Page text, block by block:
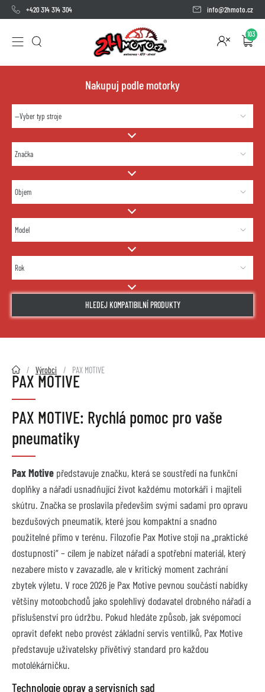
+420 314 314 304 info@2hmoto.cz
103
Nakupuj podle motorky
HLEDEJ KOMPATIBILNÍ PRODUKTY
2HMOTO.cz Výrobci PAX MOTIVE
PAX MOTIVE
PAX MOTIVE: Rychlá pomoc pro vaše
pneumatiky
Pax Motive představuje značku, která se soustředí na funkční
doplňky a nářadí usnadňující život každému motorkáři i majiteli
skútru. Značka se proslavila především svými sadami pro opravu
bezdušových pneumatik, které jsou kompaktní a snadno
použitelné přímo v terénu. Filozofie Pax Motive stojí na „praktické
dostupnosti“ – cílem je nabízet nářadí a spotřební materiál, který
nezabere místo v zavazadle, ale v kritický moment zachrání
zbytek výletu. V roce 2026 je Pax Motive pevnou součástí nabídky
většiny motoobchodů jako spolehlivý dodavatel drobného nářadí a
příslušenství pro údržbu. Pokud hledáte způsob, jak svépomocí
opravit defekt nebo provést základní servis ventilků, Pax Motive
představuje uživatelsky přívětivý standard pro každou
motolékárničku.
Technologie oprav a servisních sad